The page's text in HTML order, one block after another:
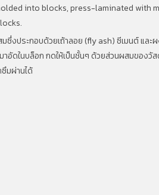
into blocks, press-laminated with
ซึ่งประกอบด้วยเถ้าลอย (fly ash)ซีเมนต์ และ
าอัดในบล็อก กดให้เป็นชั้นๆ ด้วยส่วนผสมของวั
มผ่านได้